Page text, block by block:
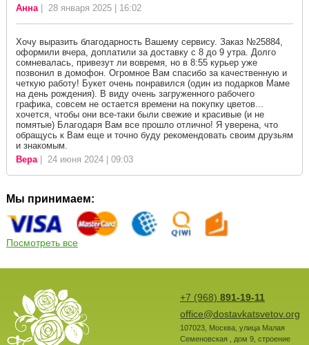
Анна| 28 января 2025 | 16:02
Хочу выразить благодарность Вашему сервису. Заказ №25884,
оформили вчера, доплатили за доставку с 8 до 9 утра. Долго
сомневалась, привезут ли вовремя, но в 8:55 курьер уже
позвонил в домофон. Огромное Вам спасибо за качественную и
четкую работу! Букет очень понравился (один из подарков Маме
на день рождения). В виду очень загруженного рабочего
графика, совсем не остается времени на покупку цветов...
хочется, чтобы они все-таки были свежие и красивые (и не
помятые) Благодаря Вам все прошло отлично! Я уверена, что
обращусь к Вам еще и точно буду рекомендовать своим друзьям
и знакомым.
Вера| 24 июня 2024 | 09:03
Мы принимаем:
Посмотреть все
+7 (968) 891-19-11
office@dostavkatsvetov.org
107023, Москва, улица Малая
Семеновская , дом 9, строение